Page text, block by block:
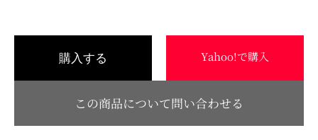
購入する Yahoo!で購入
この商品について問い合わせる